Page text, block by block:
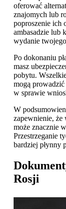
oferować
znajomych lub
poproszenie ich
ambasadzie lub
wydanie
Po dokonaniu
masz
pobytu.
mogą
w sprawie
W
zapewnienie, że
może znacznie
Przestrzeganie
bardziej płynny
Rosji